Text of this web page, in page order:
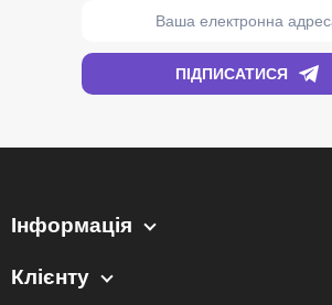
Інформація
Клієнту